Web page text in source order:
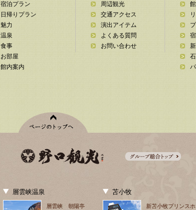
宿泊プラン
日帰りプラン
魅力
温泉
食事
お部屋
館内案内
周辺観光
交通アクセス
演出アイテム
よくある質問
お問い合わせ
層雲峡温泉
層雲峡 朝陽亭
苫小牧
新苫小牧プリンスホ